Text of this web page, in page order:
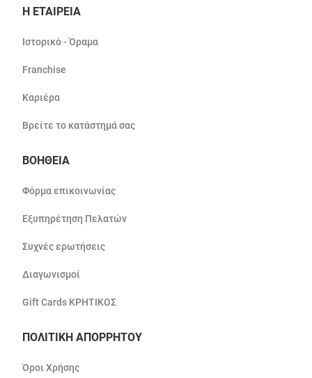
Η ΕΤΑΙΡΕΙΑ
Ιστορικό - Όραμα
Franchise
Καριέρα
Βρείτε το κατάστημά σας
ΒΟΗΘΕΙΑ
Φόρμα επικοινωνίας
Εξυπηρέτηση Πελατών
Συχνές ερωτήσεις
Διαγωνισμοί
Gift Cards ΚΡΗΤΙΚΟΣ
ΠΟΛΙΤΙΚΗ ΑΠΟΡΡΗΤΟΥ
Όροι Χρήσης